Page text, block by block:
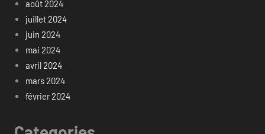
août 2024
juillet 2024
juin 2024
mai 2024
avril 2024
mars 2024
février 2024